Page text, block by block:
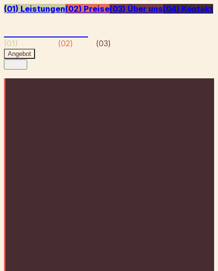
(01) Leistungen(02) Preise(03) Über uns(04) Kontakt
(01) (02) (03)
Angebot